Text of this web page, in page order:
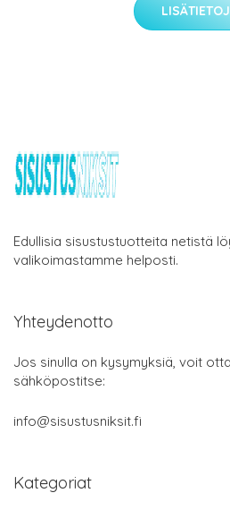
Edullisia sisustustuotteita netistä
valikoimastamme helposti.
Yhteydenotto
Jos sinulla on kysymyksiä, voit
sähköpostitse:
info@sisustusniksit.fi
Kategoriat